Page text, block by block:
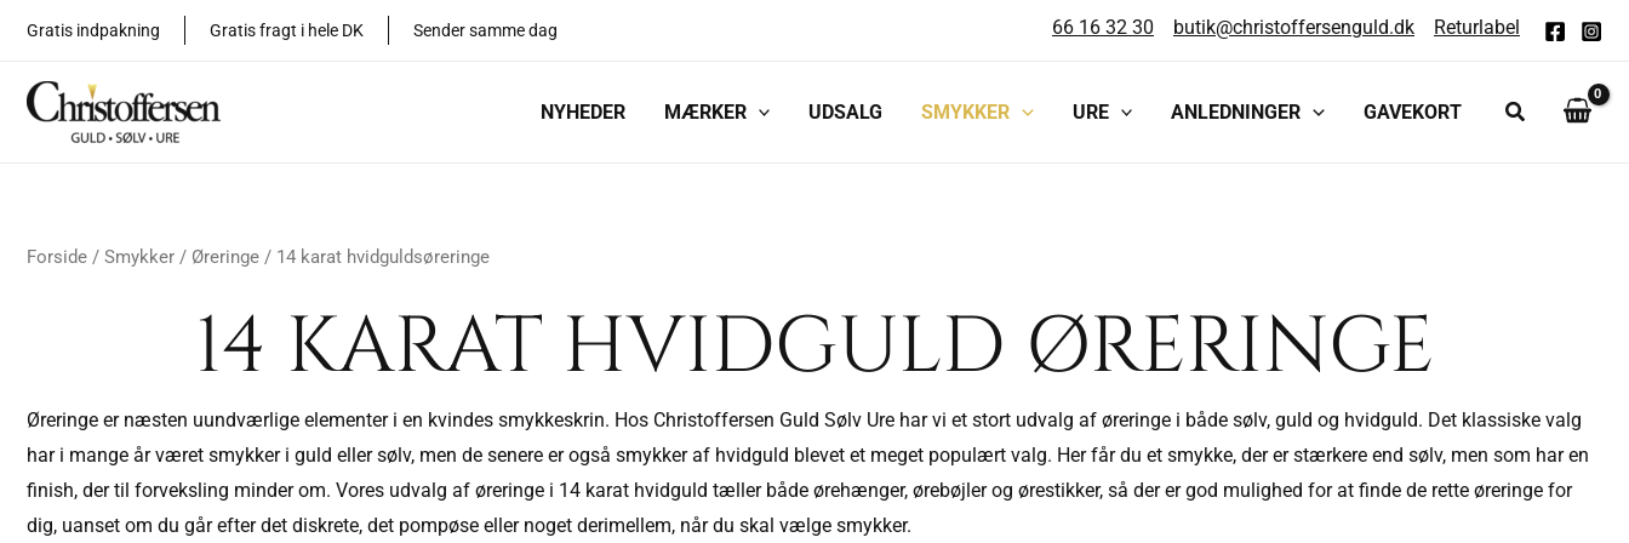
indholdet
Gratis indpakning Gratis fragt i hele DK Sender samme dag 66 16 32 30 butik@christoffersenguld.dk Returlabel
NYHEDER MÆRKER UDSALG SMYKKER URE ANLEDNINGER GAVEKORT
Forside / Smykker / Øreringe / 14 karat hvidguldsøreringe
14 KARAT HVIDGULD ØRERINGE
Øreringe er næsten uundværlige elementer i en kvindes smykkeskrin. Hos Christoffersen Guld Sølv Ure har vi et stort udvalg af øreringe i både sølv, guld og hvidguld. Det klassiske valg
har i mange år været smykker i guld eller sølv, men de senere er også smykker af hvidguld blevet et meget populært valg. Her får du et smykke, der er stærkere end sølv, men som har en
finish, der til forveksling minder om. Vores udvalg af øreringe i 14 karat hvidguld tæller både ørehænger, ørebøjler og ørestikker, så der er god mulighed for at finde de rette øreringe for
dig, uanset om du går efter det diskrete, det pompøse eller noget derimellem, når du skal vælge smykker.
efter
seneste